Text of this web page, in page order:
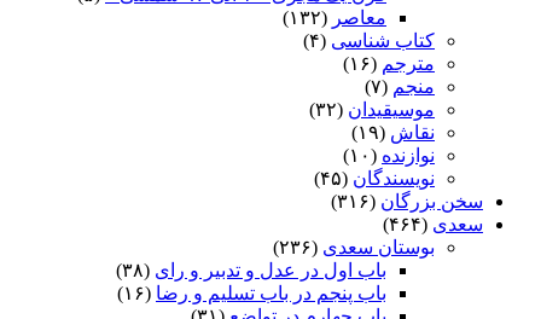
معاصر (۱۳۲)
کتاب شناسی (۴)
مترجم (۱۶)
منجم (۷)
موسیقیدان (۳۲)
نقاش (۱۹)
نوازنده (۱۰)
نویسندگان (۴۵)
سخن بزرگان (۳۱۶)
سعدی (۴۶۴)
بوستان سعدی (۲۳۶)
باب اول در عدل و تدبیر و رای (۳۸)
باب پنجم در باب تسلیم و رضا (۱۶)